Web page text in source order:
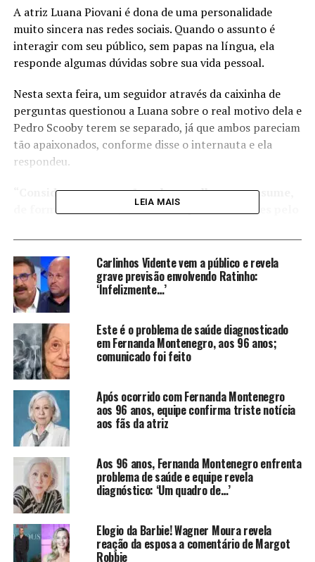
A atriz Luana Piovani é dona de uma personalidade
muito sincera nas redes sociais. Quando o assunto é
interagir com seu público, sem papas na língua, ela
responde algumas dúvidas sobre sua vida pessoal.
Nesta sexta feira, um seguidor através da caixinha de
perguntas questionou a Luana sobre o real motivo dela e
Pedro Scooby terem se separado, já que ambos pareciam
tão apaixonados, conforme disse o internauta e ela
respondeu.
“Considera-se uma mãe solo a mulher que assume,
de forma exclusiva, todas as responsabilidades pelo
assim, é plenamente possível que uma mãe casada
seja considerada uma mãe solo”, respondeu Luana.
Ver essa foto no Instagram
O casamento de Luana e Pedro aconteceu em 2013 e
durou até 2019. Eles tiveram três filhos, Dom, de 12 anos
e os gêmeos Ben e Liz de 9, que moram com a mãe em
Portugal.
Dom resolveu vir para o Brasil morar com o pai, a
madrasta Cíntia Dicker e a irmã caçula Aurora. Segundo
LEIA MAIS
Carlinhos Vidente vem a público e revela
grave previsão envolvendo Ratinho:
‘Infelizmente…’
Este é o problema de saúde diagnosticado
em Fernanda Montenegro, aos 96 anos;
comunicado foi feito
Após ocorrido com Fernanda Montenegro
aos 96 anos, equipe confirma triste notícia
aos fãs da atriz
Aos 96 anos, Fernanda Montenegro enfrenta
problema de saúde e equipe revela
diagnóstico: ‘Um quadro de…’
Elogio da Barbie! Wagner Moura revela
reação da esposa a comentário de Margot
Robbie